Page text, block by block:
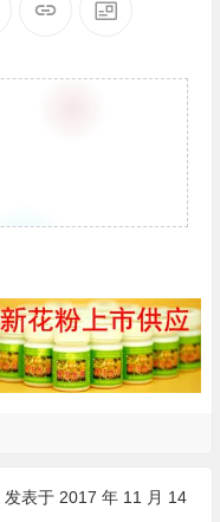
发表于 2017 年 11 月 14